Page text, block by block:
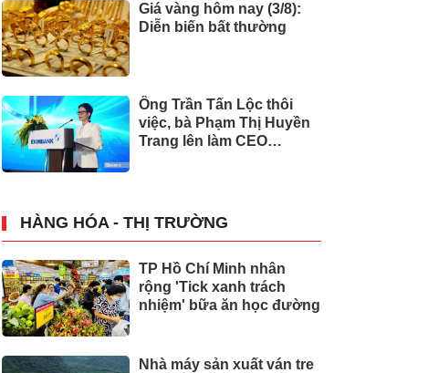
Giá vàng hôm nay (3/8):
Diễn biến bất thường
Ông Trần Tấn Lộc thôi
việc, bà Phạm Thị Huyền
Trang lên làm CEO
HÀNG HÓA - THỊ TRƯỜNG
TP Hồ Chí Minh nhân
rộng 'Tick xanh trách
nhiệm' bữa ăn học đường
Nhà máy sản xuất ván tre